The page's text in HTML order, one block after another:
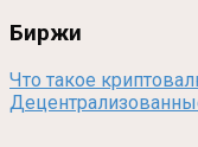
Биржи
Что такое